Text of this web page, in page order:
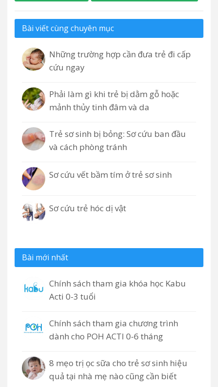
Bài viết cùng chuyên mục
Những trường hợp cần đưa trẻ đi cấp
cứu ngay
Phải làm gì khi trẻ bị dằm gỗ hoặc
mảnh thủy tinh đâm và da
Trẻ sơ sinh bị bỏng: Sơ cứu ban đầu
và cách phòng tránh
Sơ cứu vết bầm tím ở trẻ sơ sinh
Sơ cứu trẻ hóc dị vật
Bài mới nhất
Chính sách tham gia khóa học Kabu
Acti 0-3 tuổi
Chính sách tham gia chương trình
dành cho POH ACTI 0-6 tháng
8 mẹo trị ọc sữa cho trẻ sơ sinh hiệu
quả tại nhà mẹ nào cũng cần biết